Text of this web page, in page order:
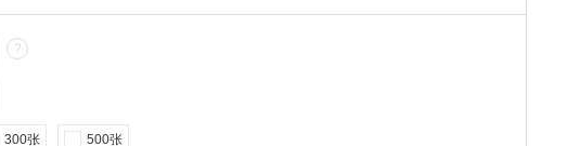
?
300张 500张